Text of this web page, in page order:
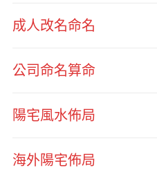
成人改名命名
公司命名算命
陽宅風水佈局
海外陽宅佈局